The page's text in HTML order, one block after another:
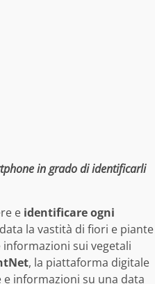
in grado di identificarli
e identificare ogni
la vastità di fiori e piante
sui vegetali
, la piattaforma digitale
informazioni su una data